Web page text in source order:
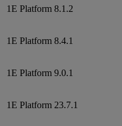
1E Platform 8.1.2
1E Platform 8.4.1
1E Platform 9.0.1
1E Platform 23.7.1